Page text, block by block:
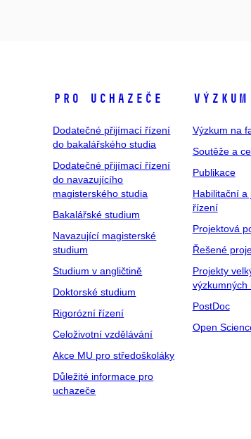
Pro uchazeče
Dodatečné přijímací řízení
do bakalářského studia
Dodatečné přijímací řízení
do navazujícího
magisterského studia
Bakalářské studium
Navazující magisterské
studium
Studium v angličtině
Doktorské studium
Rigorózní řízení
Celoživotní vzdělávání
Akce MU pro středoškoláky
Důležité informace pro
uchazeče
Výzkum
Výzkum na
Soutěže a
Publikace
Habilitační a
řízení
Projektová
Řešené
Projekty
výzkumných
PostDoc
Open